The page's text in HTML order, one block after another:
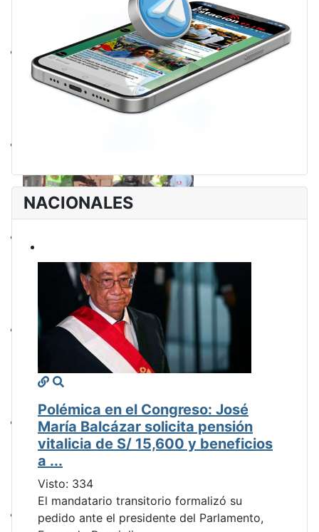
NACIONALES
Polémica en el Congreso: José
María Balcázar solicita pensión
vitalicia de S/ 15,600 y beneficios
a ...
Visto: 334
El mandatario transitorio formalizó su
pedido ante el presidente del Parlamento,